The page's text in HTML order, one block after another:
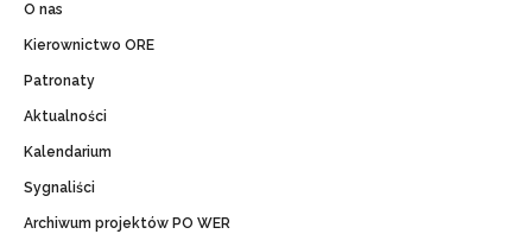
O nas
Kierownictwo ORE
Patronaty
Aktualności
Kalendarium
Sygnaliści
Archiwum projektów PO WER